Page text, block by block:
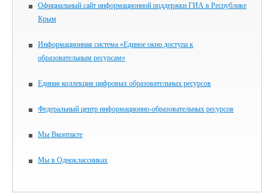
Официальный сайт информационной поддержки ГИА в Республике
Крым
Информационная система «Единое окно доступа к
образовательным ресурсам»
Единая коллекция цифровых образовательных ресурсов
Федеральный центр информационно-образовательных ресурсов
Мы Вконтакте
Мы в Одноклассниках